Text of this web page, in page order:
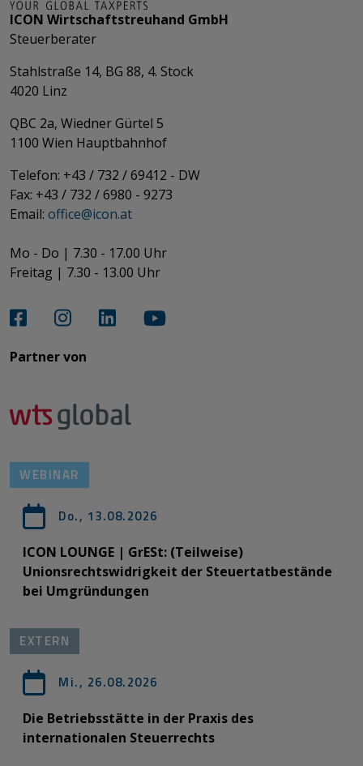
ICON Wirtschaftstreuhand GmbH
Steuerberater
Stahlstraße 14, BG 88, 4. Stock
4020 Linz
QBC 2a, Wiedner Gürtel 5
​​​​​​​1100 Wien Hauptbahnhof
Telefon: +43 / 732 / 69412 - DW
Fax: +43 / 732 / 6980 - 9273
​​​​​​​Email: office@­icon.at
Mo - Do | 7.30 - 17.00 Uhr
Freitag | 7.30 - 13.00 Uhr​​​​​​​
Partner von​​​​​​
WEBINAR
Do., 13.08.2026
ICON LOUNGE | GrESt: (Teilweise)
Unionsrechtswidrigkeit der Steuertatbestände
bei Umgründungen
EXTERN
Mi., 26.08.2026
Die Betriebsstätte in der Praxis des
internationalen Steuerrechts